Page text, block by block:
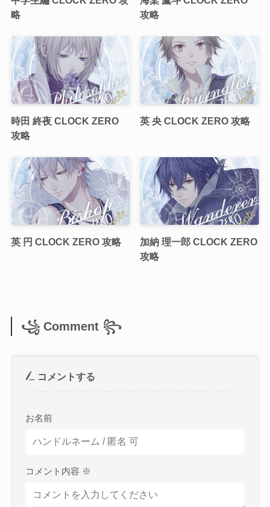
略
攻略
時田 終夜 CLOCK ZERO
攻略
英 央 CLOCK ZERO 攻略
英 円 CLOCK ZERO 攻略
加納 理一郎 CLOCK ZERO
攻略
꧁ Comment ꧂
コメントする
お名前
コメント内容 ※